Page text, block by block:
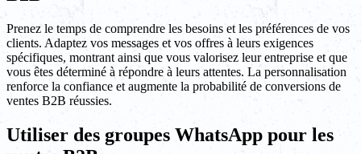
Prenez le temps de comprendre les besoins et les préférences de vos
clients. Adaptez vos messages et vos offres à leurs exigences
spécifiques, montrant ainsi que vous valorisez leur entreprise et que
vous êtes déterminé à répondre à leurs attentes. La personnalisation
renforce la confiance et augmente la probabilité de conversions de
ventes B2B réussies.
Utiliser des groupes WhatsApp pour les